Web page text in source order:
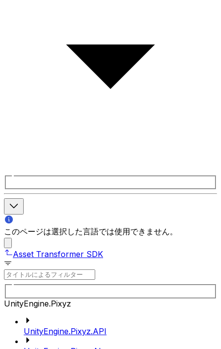
このページは選択した言語では使用できません。
Asset Transformer SDK
UnityEngine.Pixyz
UnityEngine.Pixyz.API